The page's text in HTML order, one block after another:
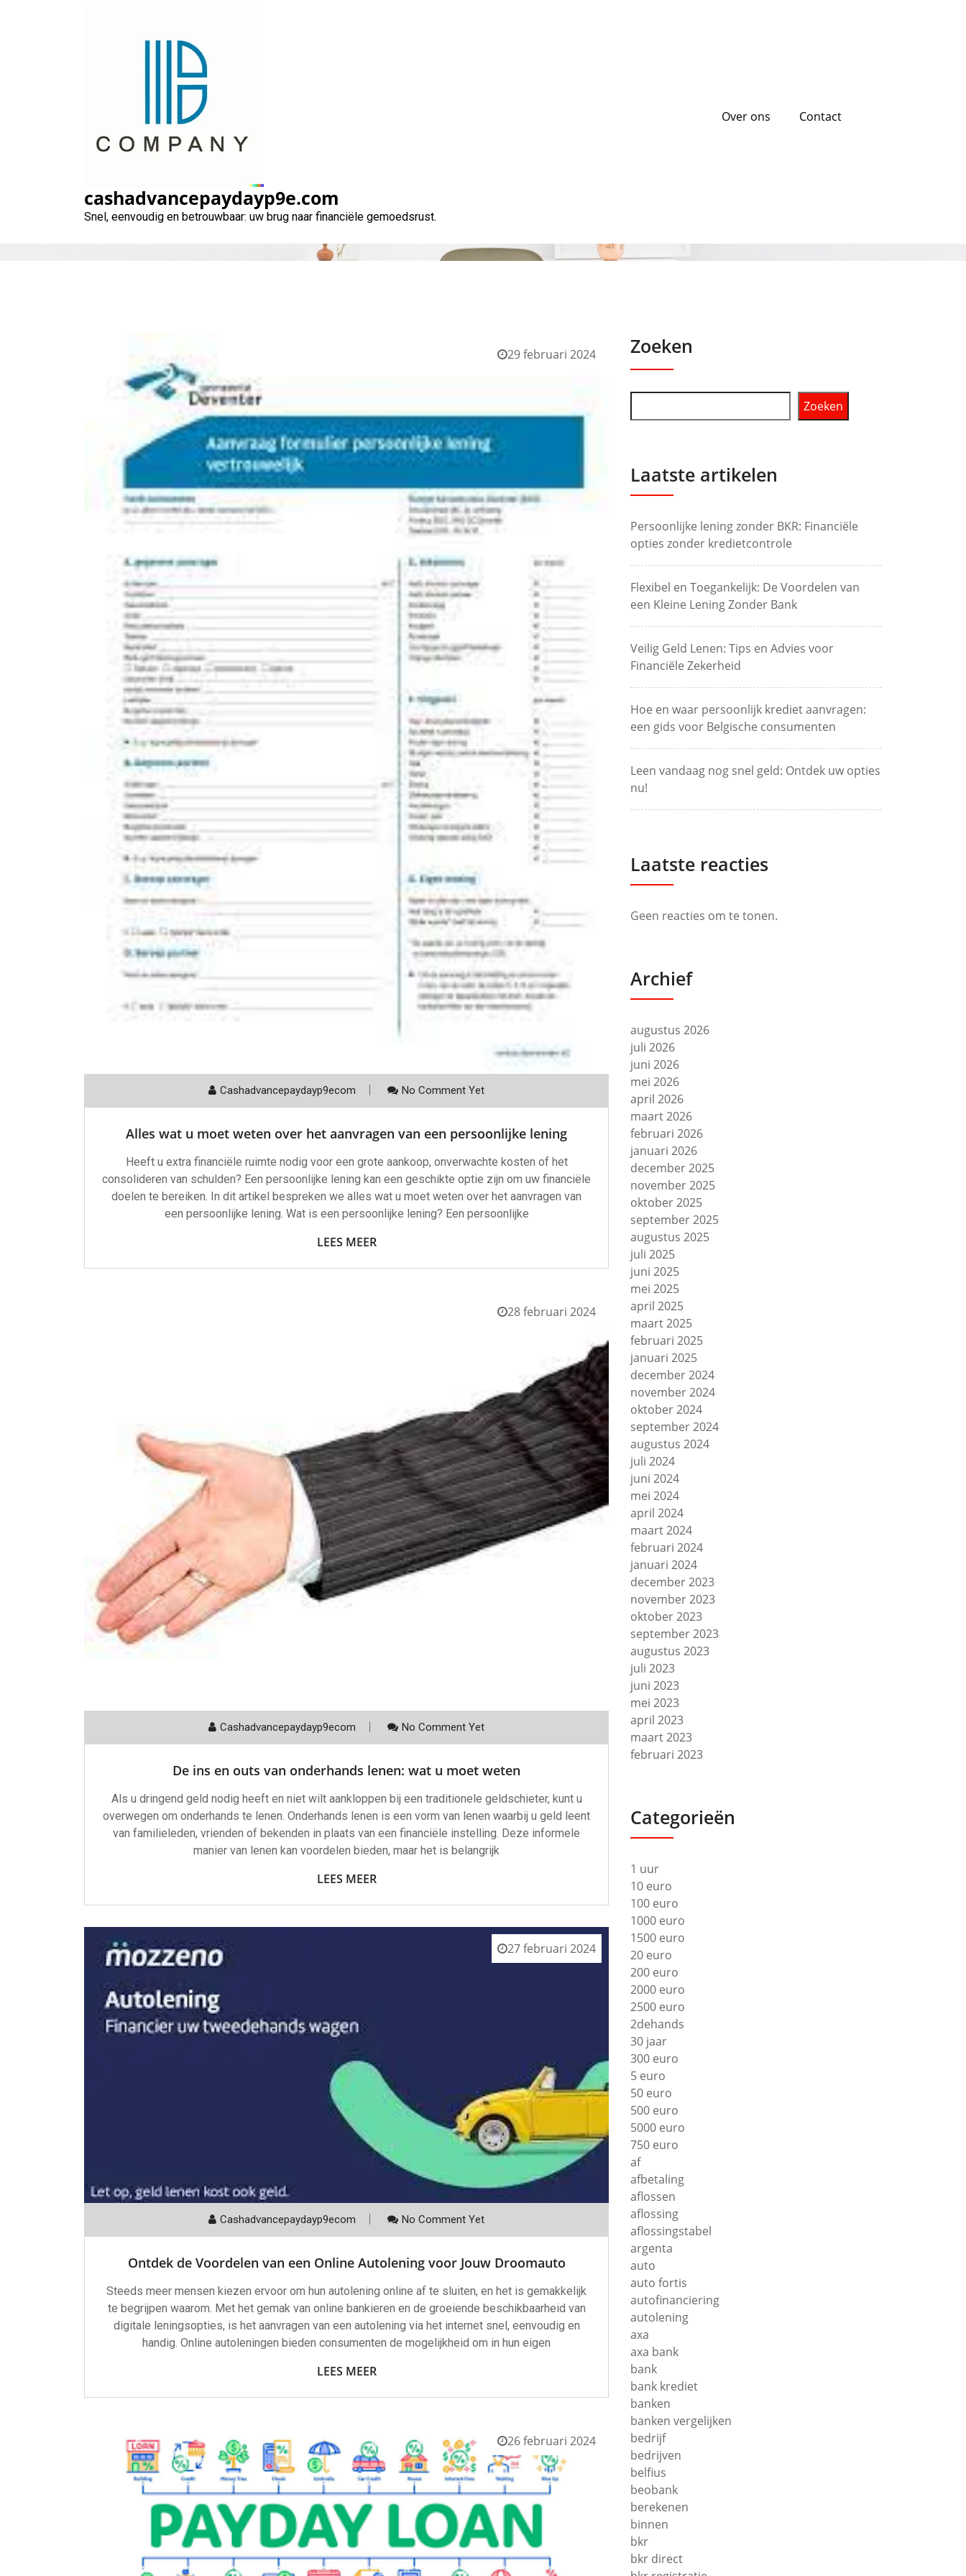
cashadvancepaydayp9e.com
Snel, eenvoudig en betrouwbaar: uw brug naar financiële gemoedsrust.
Over ons Contact
29 februari 2024
Cashadvancepaydayp9ecom No Comment Yet
Alles wat u moet weten over het aanvragen van een persoonlijke lening
Heeft u extra financiële ruimte nodig voor een grote aankoop, onverwachte kosten of het
consolideren van schulden? Een persoonlijke lening kan een geschikte optie zijn om uw financiële
doelen te bereiken. In dit artikel bespreken we alles wat u moet weten over het aanvragen van
een persoonlijke lening. Wat is een persoonlijke lening? Een persoonlijke
LEES MEER
28 februari 2024
Cashadvancepaydayp9ecom No Comment Yet
De ins en outs van onderhands lenen: wat u moet weten
Als u dringend geld nodig heeft en niet wilt aankloppen bij een traditionele geldschieter, kunt u
overwegen om onderhands te lenen. Onderhands lenen is een vorm van lenen waarbij u geld leent
van familieleden, vrienden of bekenden in plaats van een financiële instelling. Deze informele
manier van lenen kan voordelen bieden, maar het is belangrijk
LEES MEER
27 februari 2024
Cashadvancepaydayp9ecom No Comment Yet
Ontdek de Voordelen van een Online Autolening voor Jouw Droomauto
Steeds meer mensen kiezen ervoor om hun autolening online af te sluiten, en het is gemakkelijk
te begrijpen waarom. Met het gemak van online bankieren en de groeiende beschikbaarheid van
digitale leningsopties, is het aanvragen van een autolening via het internet snel, eenvoudig en
handig. Online autoleningen bieden consumenten de mogelijkheid om in hun eigen
LEES MEER
26 februari 2024
Zoeken
Zoeken
Laatste artikelen
Persoonlijke lening zonder BKR: Financiële
opties zonder kredietcontrole
Flexibel en Toegankelijk: De Voordelen van
een Kleine Lening Zonder Bank
Veilig Geld Lenen: Tips en Advies voor
Financiële Zekerheid
Hoe en waar persoonlijk krediet aanvragen:
een gids voor Belgische consumenten
Leen vandaag nog snel geld: Ontdek uw opties
nu!
Laatste reacties
Geen reacties om te tonen.
Archief
augustus 2026
juli 2026
juni 2026
mei 2026
april 2026
maart 2026
februari 2026
januari 2026
december 2025
november 2025
oktober 2025
september 2025
augustus 2025
juli 2025
juni 2025
mei 2025
april 2025
maart 2025
februari 2025
januari 2025
december 2024
november 2024
oktober 2024
september 2024
augustus 2024
juli 2024
juni 2024
mei 2024
april 2024
maart 2024
februari 2024
januari 2024
december 2023
november 2023
oktober 2023
september 2023
augustus 2023
juli 2023
juni 2023
mei 2023
april 2023
maart 2023
februari 2023
Categorieën
1 uur
10 euro
100 euro
1000 euro
1500 euro
20 euro
200 euro
2000 euro
2500 euro
2dehands
30 jaar
300 euro
5 euro
50 euro
500 euro
5000 euro
750 euro
af
afbetaling
aflossen
aflossing
aflossingstabel
argenta
auto
auto fortis
autofinanciering
autolening
axa
axa bank
bank
bank krediet
banken
banken vergelijken
bedrijf
bedrijven
belfius
beobank
berekenen
binnen
bkr
bkr direct